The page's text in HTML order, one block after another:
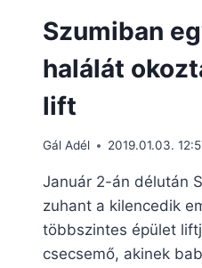
Szumiban
halálát
lift
Gál Adél 2019.01.03.
Január 2-án délután
zuhant a kilencedik
többszintes épület
csecsemő, akinek